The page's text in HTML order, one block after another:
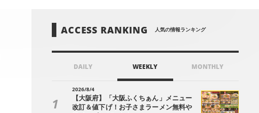
ACCESS RANKING 人気の情報ランキング
DAILY WEEKLY MONTHLY
2026/8/4
【大阪府】「大阪ふくちぁん」メニュー
改訂＆値下げ！お子さまラーメン無料や